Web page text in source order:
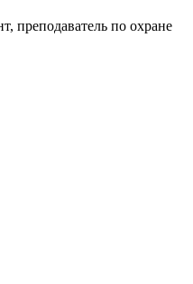
преподаватель по охране